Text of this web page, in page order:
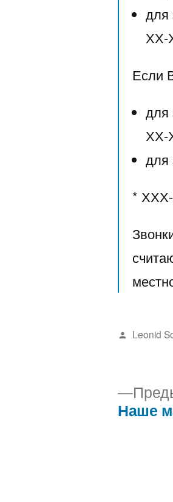
для
ХХ-
Если
для
ХХ-
для
*
Leonid
Навигация
Наше